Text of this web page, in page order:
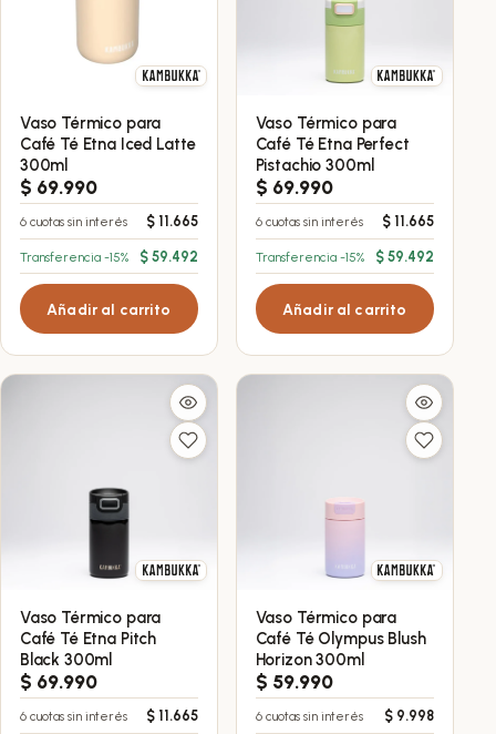
Vaso Térmico para
Café Té Etna Iced Latte
300ml
$ 69.990
6 cuotas sin interés $ 11.665
Transferencia -15% $ 59.492
Añadir al carrito
Vaso Térmico para
Café Té Etna Perfect
Pistachio 300ml
$ 69.990
6 cuotas sin interés $11.665
Transferencia -15% $59.492
Añadir al carrito
Vaso Térmico para
Café Té Etna Pitch
Black 300ml
$ 69.990
6 cuotas sin interés $ 11.665
Vaso Térmico para
Café Té Olympus Blush
Horizon 300ml
$ 59.990
6 cuotas sin interés $9.998